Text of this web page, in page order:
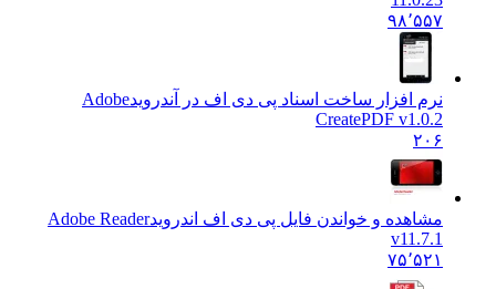
۹۸٬۵۵۷
نرم افزار ساخت اسناد پی دی اف در آندرویدAdobe
CreatePDF v1.0.2
مشاهده و خواندن فایل پی دی اف اندرویدAdobe Reader
v11.7.1
۷۵٬۵۲۱